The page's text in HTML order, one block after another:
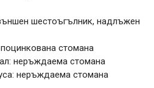
шестоъгълник, надлъжен
стомана
неръждаема стомана
неръждаема стомана